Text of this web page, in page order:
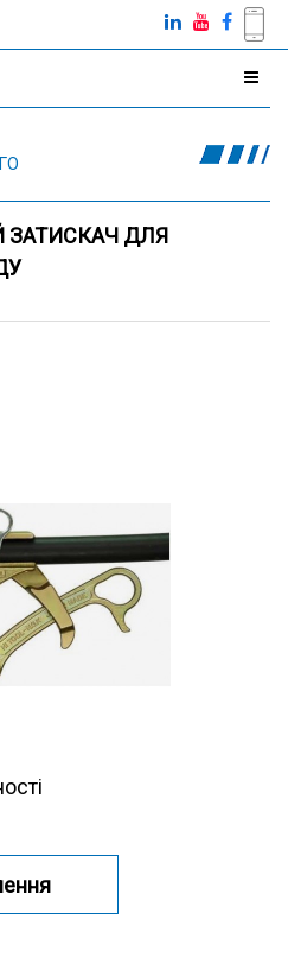
ЗАТИСКАЧ ДЛЯ